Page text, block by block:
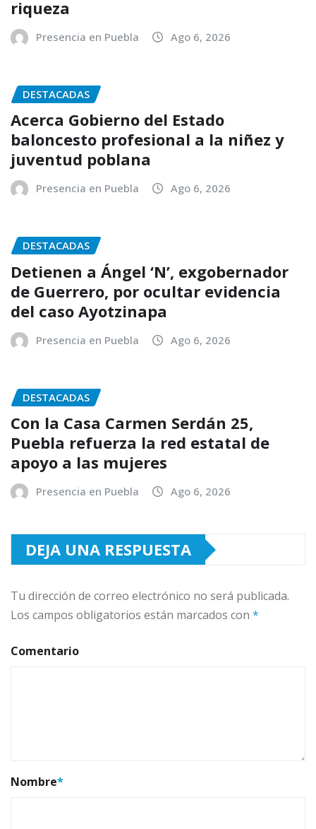
riqueza
Presencia en Puebla Ago 6, 2026
DESTACADAS
Acerca Gobierno del Estado
baloncesto profesional a la niñez y
juventud poblana
Presencia en Puebla Ago 6, 2026
DESTACADAS
Detienen a Ángel ‘N’, exgobernador
de Guerrero, por ocultar evidencia
del caso Ayotzinapa
Presencia en Puebla Ago 6, 2026
DESTACADAS
Con la Casa Carmen Serdán 25,
Puebla refuerza la red estatal de
apoyo a las mujeres
Presencia en Puebla Ago 6, 2026
DEJA UNA RESPUESTA
Tu dirección de correo electrónico no será publicada.
Los campos obligatorios están marcados con *
Comentario
Nombre*